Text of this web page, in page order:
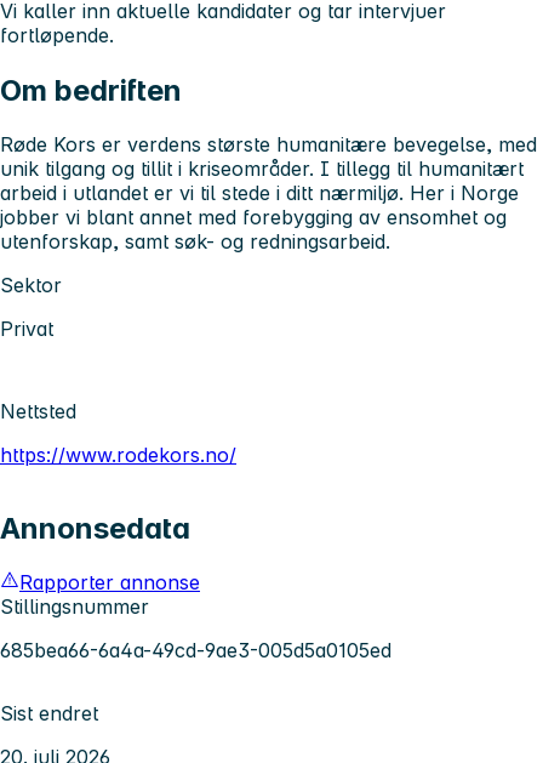
Vi kaller inn aktuelle kandidater og tar intervjuer
fortløpende.
Om bedriften
Røde Kors er verdens største humanitære bevegelse, med
unik tilgang og tillit i kriseområder. I tillegg til humanitært
arbeid i utlandet er vi til stede i ditt nærmiljø. Her i Norge
jobber vi blant annet med forebygging av ensomhet og
utenforskap, samt søk- og redningsarbeid.
Sektor
Privat
Nettsted
https://www.rodekors.no/
Annonsedata
Rapporter annonse
Stillingsnummer
685bea66-6a4a-49cd-9ae3-005d5a0105ed
Sist endret
20. juli 2026